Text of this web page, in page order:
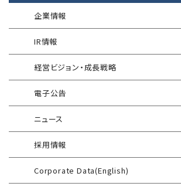
プレリミナリーサーベイ
「サプライチェーン強化に向けたセキュリテ
運用開始に備えた事前対策支援サービス
インシデント対応訓練
インシデント対応訓練シミュレーター
情報セキュリティリスクアセスメント
FISCガイドライン準拠対応支援サービス
SQAT with Swift Delivery
WAF運用
G-MDR
インターネット分離クラウド
SIEM運用／分析
Splunk自動遮断連携
エンドポイントセキュリティ EDR-MSS
Security-First Aidサービス
SQAT®情報セキュリティ瓦版
導入事例
技術情報／コラム
企業情報
IR情報
経営ビジョン・成長戦略
電子公告
ニュース
採用情報
Corporate Data(English)